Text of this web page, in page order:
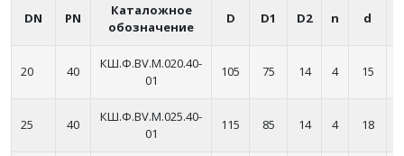
DN PN
Каталожное
обозначение
D D1 D2 n d
20 40
КШ.Ф.BV.М.020.40-
01
105 75 14 4 15
25 40
КШ.Ф.BV.М.025.40-
01
115 85 14 4 18